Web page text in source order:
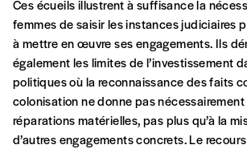
Je commande au
Édition papier (livraison en
uniquement)
Ces écueils illustrent à suffisance la
femmes de saisir les instances judiciaires
à mettre en œuvre ses engagements. Ils
également les limites de l’investissement
politiques où la reconnaissance des faits
colonisation ne donne pas
réparations matérielles, pas plus qu’à la
d’autres engagements concrets. Le